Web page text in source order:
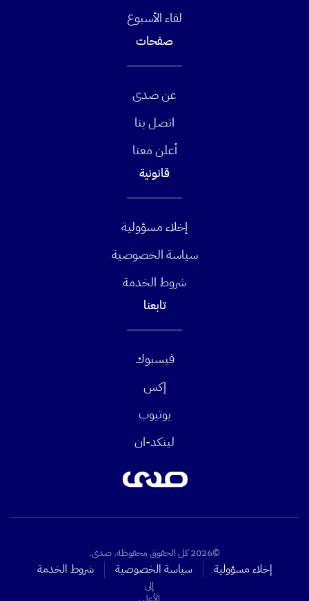
لقاء الأسبوع
صفحات
عن صدى
اتصل بنا
أعلن معنا
قانونية
إخلاء مسؤولية
سياسة الخصوصية
شروط الخدمة
تابعنا
فيسبوك
إكس
يوتيوب
لينكد-ان
©2026 كل الحقوق محفوظة. صدى.
إخلاء مسؤولية سياسة الخصوصية شروط الخدمة
إلى